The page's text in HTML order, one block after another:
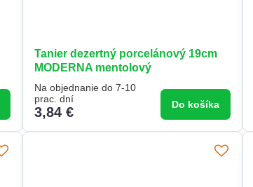
Tanier dezertný porcelánový 19cm
MODERNA mentolový
Na objednanie do 7-10
prac. dní
3,84 € Do košíka